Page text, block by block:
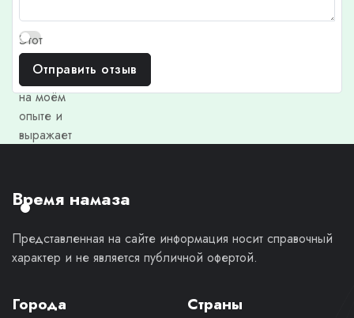
Этот
отзыв
основан
на моём
опыте и
выражает
мнение.
Отправить отзыв
Время намаза
Представленная на сайте информация носит справочный
характер и не является публичной офертой.
Города Страны